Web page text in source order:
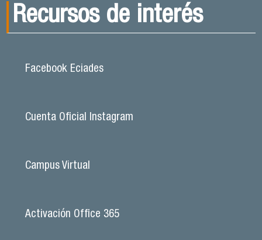
Recursos de interés
Facebook Eciades
Cuenta Oficial Instagram
Campus Virtual
Activación Office 365